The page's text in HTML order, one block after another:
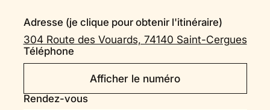
Adresse (je clique pour obtenir l'itinéraire)
304 Route des Vouards, 74140 Saint-Cergues
Téléphone
Afficher le numéro
Rendez-vous